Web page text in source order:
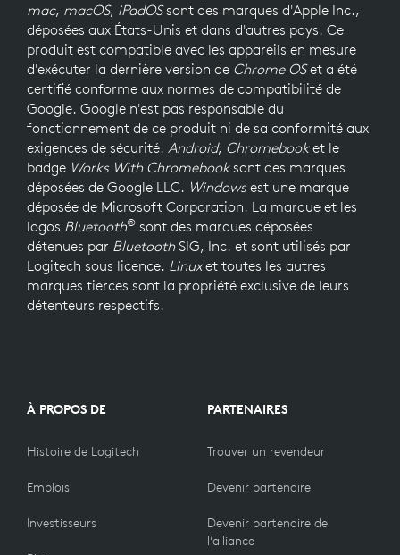
mac, macOS, iPadOSsont des marques d'Apple Inc.,
déposées aux États-Unis et dans d'autres pays. Ce
produit est compatible avec les appareils en mesure
d'exécuter la dernière version de Chrome OSet a été
certifié conforme aux normes de compatibilité de
Google. Google n'est pas responsable du
fonctionnement de ce produit ni de sa conformité aux
exigences de sécurité. Android, Chromebooket le
badge Works With Chromebooksont des marques
déposées de Google LLC. Windowsest une marque
déposée de Microsoft Corporation. La marque et les
logos Bluetooth® sont des marques déposées
détenues par BluetoothSIG, Inc. et sont utilisés par
Logitech sous licence. Linuxet toutes les autres
marques tierces sont la propriété exclusive de leurs
détenteurs respectifs.
À PROPOS DE
Histoire de Logitech
Emplois
Investisseurs
PARTENAIRES
Trouver un revendeur
Devenir partenaire
Devenir partenaire de
l’alliance